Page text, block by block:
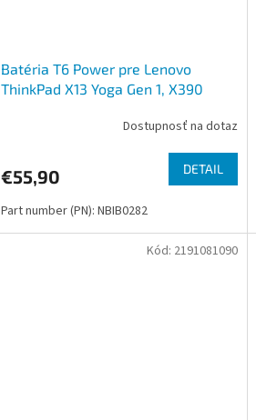
Batéria T6 Power pre Lenovo
ThinkPad X13 Yoga Gen 1, X390
Dostupnosť na dotaz
€55,90 DETAIL
Part number (PN): NBIB0282
Kód: 2191081090